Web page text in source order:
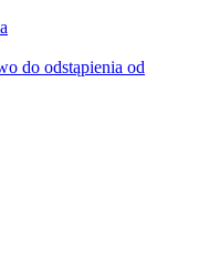
do odstąpienia od